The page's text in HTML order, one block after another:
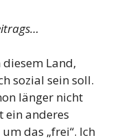
Land,
sozial sein soll.
länger nicht
ein anderes
das „frei“. Ich